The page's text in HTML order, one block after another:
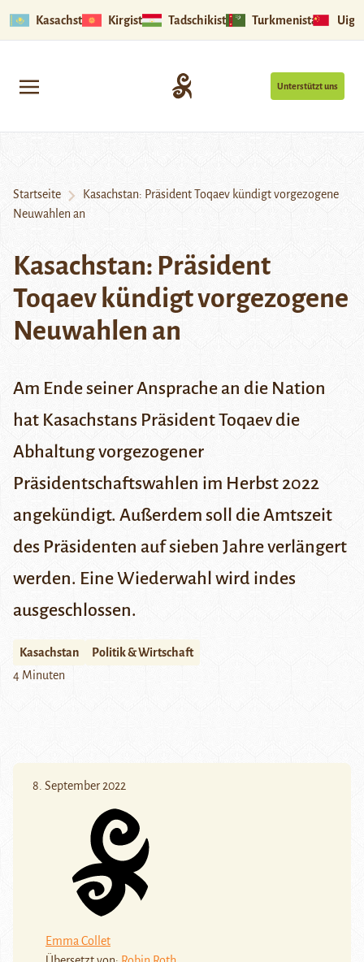
Kasachstan Kirgistan Tadschikistan Turkmenistan
Unterstützt uns
Startseite
Kasachstan: Präsident Toqaev kündigt vorgezogene
Neuwahlen an
Kasachstan: Präsident
Toqaev kündigt vorgezogene
Neuwahlen an
Am Ende seiner Ansprache an die Nation
hat Kasachstans Präsident Toqaev die
Abhaltung vorgezogener
Präsidentschaftswahlen im Herbst 2022
angekündigt. Außerdem soll die Amtszeit
des Präsidenten auf sieben Jahre verlängert
werden. Eine Wiederwahl wird indes
ausgeschlossen.
Kasachstan
Politik & Wirtschaft
4 Minuten
8. September 2022
Emma Collet